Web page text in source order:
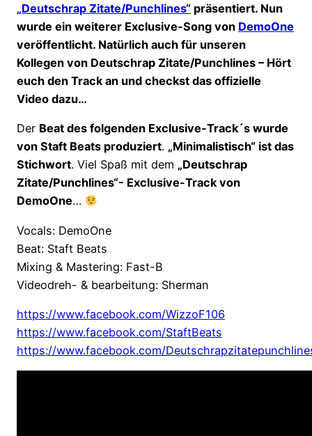
„Deutschrap Zitate/Punchlines“ präsentiert. Nun
wurde ein weiterer Exclusive-Song von DemoOne
veröffentlicht. Natürlich auch für unseren
Kollegen von Deutschrap Zitate/Punchlines – Hört
euch den Track an und checkst das offizielle
Video dazu…
Der Beat des folgenden Exclusive-Track´s wurde
von Staft Beats produziert. „Minimalistisch“ ist das
Stichwort. Viel Spaß mit dem „Deutschrap
Zitate/Punchlines“- Exclusive-Track von
DemoOne…
Vocals: DemoOne
Beat: Staft Beats
Mixing & Mastering: Fast-B
Videodreh- & bearbeitung: Sherman
https://www.facebook.com/WizzoF106
https://www.facebook.com/StaftBeats
https://www.facebook.com/